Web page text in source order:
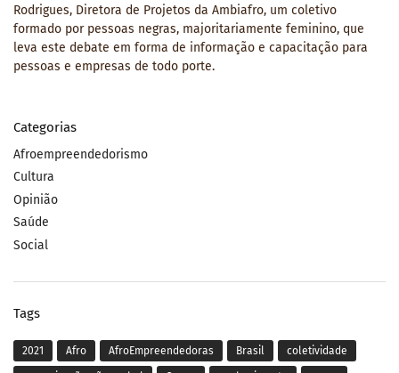
Rodrigues, Diretora de Projetos da Ambiafro, um coletivo
formado por pessoas negras, majoritariamente feminino, que
leva este debate em forma de informação e capacitação para
pessoas e empresas de todo porte.
Categorias
Afroempreendedorismo
Cultura
Opinião
Saúde
Social
Tags
2021 Afro AfroEmpreendedoras Brasil coletividade